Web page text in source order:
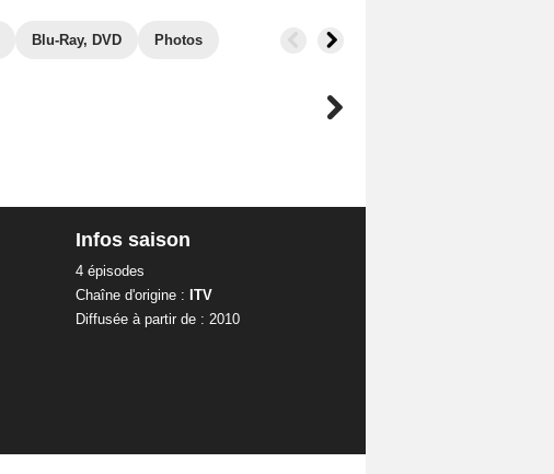
Blu-Ray, DVD Photos
Infos saison
4 épisodes
Chaîne d'origine : ITV
Diffusée à partir de : 2010